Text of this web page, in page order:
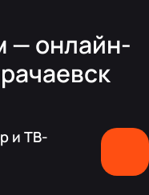
— онлайн-
и ТВ-